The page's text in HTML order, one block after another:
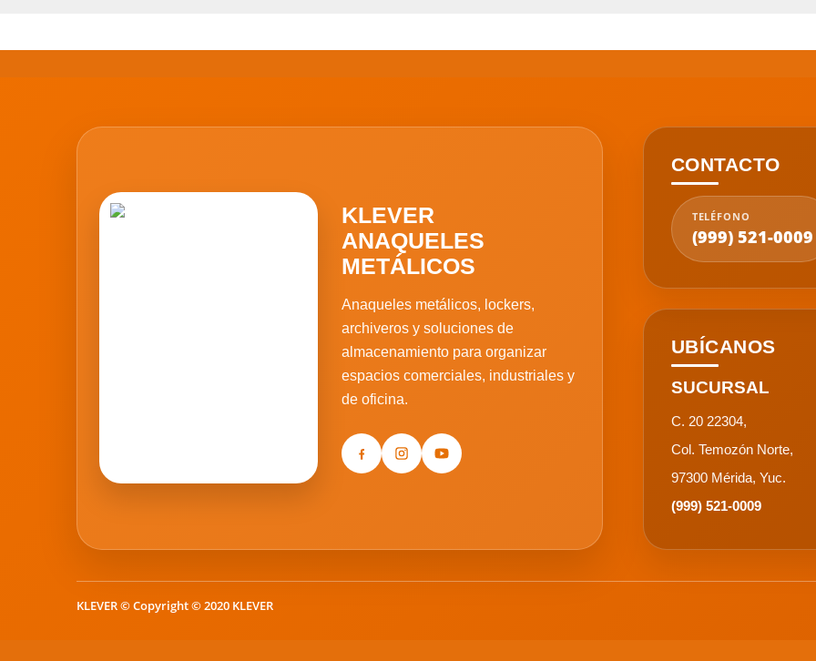
KLEVER
ANAQUELES
METÁLICOS
Anaqueles metálicos, lockers,
archiveros y soluciones de
almacenamiento para organizar
espacios comerciales, industriales y
de oficina.
CONTACTO
TELÉFONO
(999) 521-0009
UBÍCANOS
SUCURSAL
C. 20 22304,
Col. Temozón Norte,
97300 Mérida, Yuc.
(999) 521-0009
KLEVER© Copyright © 2020 KLEVER